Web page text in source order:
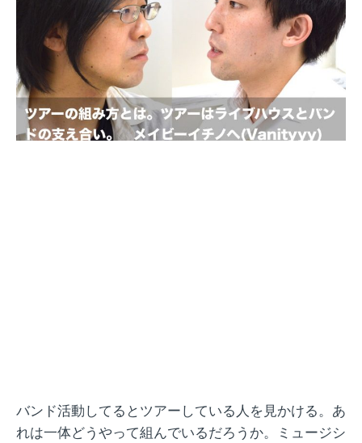
バンド活動してるとツアーしている人を見かける。あ
れは一体どうやって組んでいるだろうか。ミュージシ